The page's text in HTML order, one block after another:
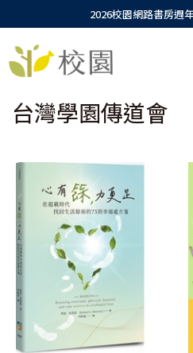
2026校園網路書房週
台灣學園傳道會